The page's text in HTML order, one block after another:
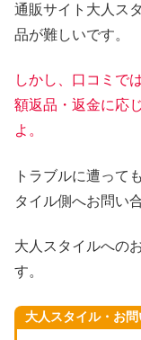
通販サイト大人ス
品が難しいです。
しかし、口コミで
額返品・返金に応
よ。
トラブルに遭って
タイル側へお問い
大人スタイルへの
す。
大人スタイル・お